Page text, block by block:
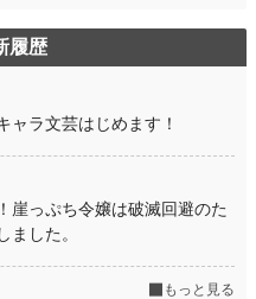
履歴
ャラ文芸はじめます！
崖っぷち令嬢は破滅回避のた
ました。
もっと見る